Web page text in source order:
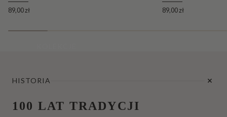
89,00 zł 89,00 zł
HISTORIA
100 LAT TRADYCJI